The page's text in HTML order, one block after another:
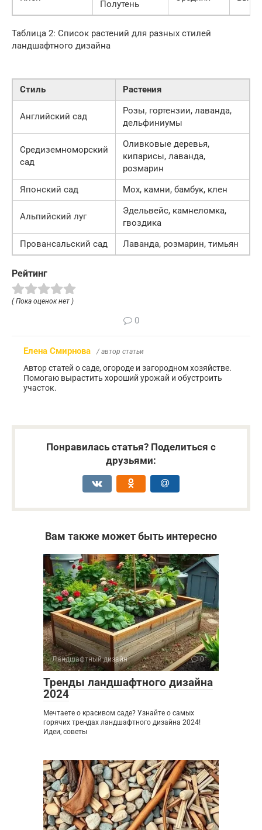
Полутень
Таблица 2: Список растений для разных стилей
ландшафтного дизайна
Стиль Растения
Английский сад
Розы, гортензии, лаванда,
дельфиниумы
Средиземноморский
сад
Оливковые деревья,
кипарисы, лаванда,
розмарин
Японский сад
Мох, камни, бамбук, клен
Альпийский луг
Эдельвейс, камнеломка,
гвоздика
Провансальский сад
Лаванда, розмарин, тимьян
Рейтинг
( Пока оценок нет )
0
Елена Смирнова / автор статьи
Автор статей о саде, огороде и загородном хозяйстве.
Помогаю вырастить хороший урожай и обустроить
участок.
Понравилась статья? Поделиться с
друзьями:
Вам также может быть интересно
Ландшафтный дизайн 0
Тренды ландшафтного дизайна
2024
Мечтаете о красивом саде? Узнайте о самых
горячих трендах ландшафтного дизайна 2024!
Идеи, советы